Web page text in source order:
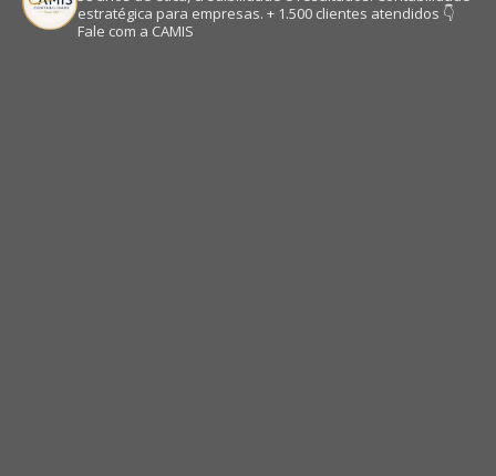
estratégica para empresas. + 1.500 clientes atendidos 👇
Fale com a CAMIS